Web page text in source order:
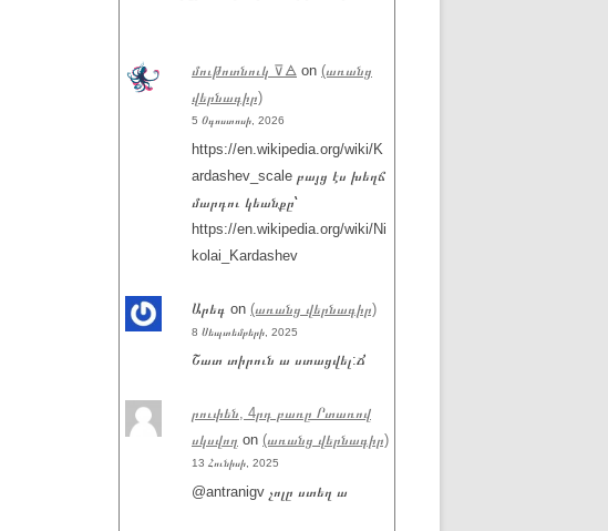
մութոտնուկ ⊽🜁 on (առանց
վերնագիր)
5 Օգոստոսի, 2026
https://en.wikipedia.org/wiki/K
ardashev_scale բայց էս խեղճ
մարդու կեանքը՝
https://en.wikipedia.org/wiki/Ni
kolai_Kardashev
Արեգ on (առանց վերնագիր)
8 Սեպտեմբերի, 2025
Շատ տիրուն ա ստացվել:Ճ
րուփեն, 4րդ բառը Րտառով
սկսվող on (առանց վերնագիր)
13 Հունիսի, 2025
@antranigv չոլը ստեղ ա